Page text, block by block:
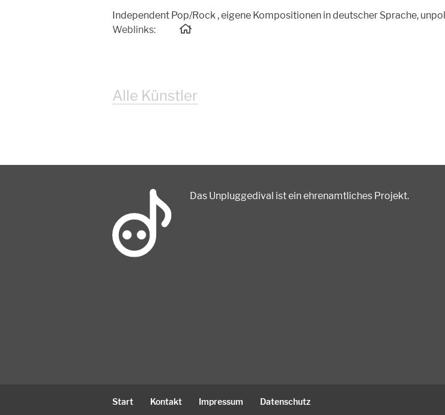
Independent Pop/Rock , eigene Kompositionen in deutscher Sprache,
Weblinks:
Alle Künstler
Das Unpluggedival ist ein ehrenamtliches Projekt.
Start Kontakt Impressum Datenschutz